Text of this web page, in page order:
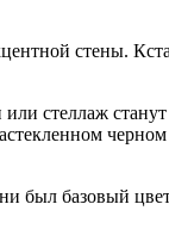
стены.
стеллаж
был базовый